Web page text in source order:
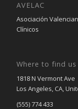
AVELAC
Asociación
Clínicos
Where to find us
1818 N Vermont Ave
Los Angeles, CA,
(555) 774 433